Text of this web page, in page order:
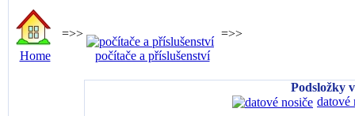
Home
=>>
počítače a příslušenství
=>>
Podsložky
datové